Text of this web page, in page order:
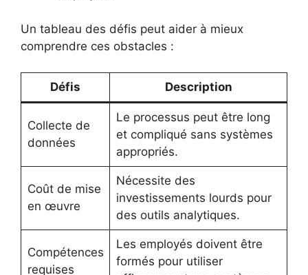
Un tableau des défis peut aider à mieux
comprendre ces obstacles :
Défis Description
Collecte de
données
Le processus peut être long
et compliqué sans systèmes
appropriés.
Coût de mise
en œuvre
Nécessite des
investissements lourds pour
des outils analytiques.
Compétences
requises
Les employés doivent être
formés pour utiliser